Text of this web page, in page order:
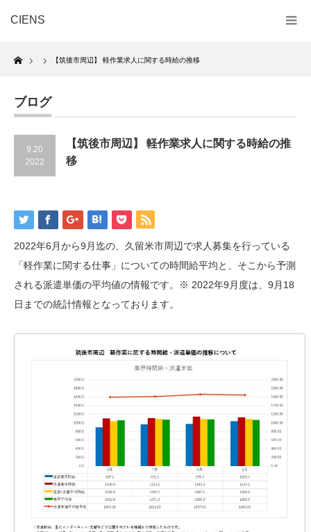
CIENS
Home
【筑後市周辺】 軽作業求人に関する時給の推移
ブログ
9.20
2022
【筑後市周辺】 軽作業求人に関する時給の推
移
2022年6月から9月迄の、久留米市周辺で求人募集を行っている
「軽作業に関する仕事」についての時間給平均と、そこから予測
される派遣単価の平均値の情報です。※ 2022年9月度は、9月18
日までの統計情報となっております。